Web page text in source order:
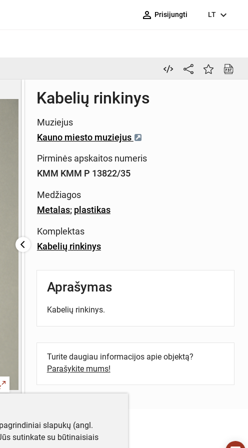
person_outline Prisijungti LT expand_more
Kabelių rinkinys
Muziejus
Kauno miesto muziejus
Pirminės apskaitos numeris
KMM KMM P 13822/35
Medžiagos
Metalas; plastikas
Komplektas
Kabelių rinkinys
Aprašymas
Kabelių rinkinys.
Turite daugiau informacijos apie objektą?
Parašykite mums!
slapukų (angl.
sutinkate su būtinaisiais